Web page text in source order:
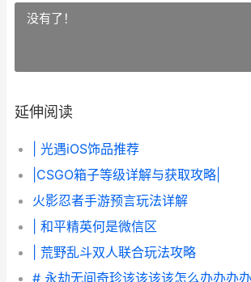
没有了！
延伸阅读
| 光遇iOS饰品推荐
|CSGO箱子等级详解与获取攻略|
火影忍者手游预言玩法详解
| 和平精英何是微信区
| 荒野乱斗双人联合玩法攻略
# 永劫无间奇珍该该该该怎么办办办